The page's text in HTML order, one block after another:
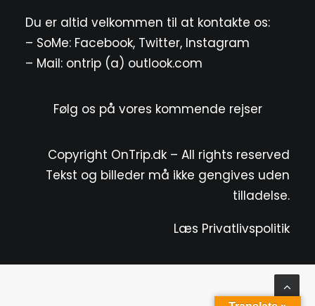
Du er altid velkommen til at kontakte os:
– SoMe: Facebook, Twitter, Instagram
– Mail: ontrip (a) outlook.com
Følg os på vores kommende rejser
Copyright OnTrip.dk – All rights reserved
Tekst og billeder må ikke gengives uden
tilladelse.
Læs Privatlivspolitik